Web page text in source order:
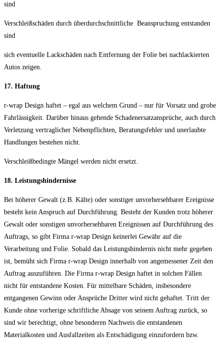
sind
Verschleißschäden durch überdurchschnittliche Beanspruchung entstanden
sind
sich eventuelle Lackschäden nach Entfernung der Folie bei nachlackierten
Autos zeigen.
17. Haftung
r-wrap Design haftet – egal aus welchem Grund – nur für Vorsatz und grobe
Fahrlässigkeit. Darüber hinaus gehende Schadenersatzansprüche, auch durch
Verletzung vertraglicher Nebenpflichten, Beratungsfehler und unerlaubte
Handlungen bestehen nicht.
Verschleißbedingte Mängel werden nicht ersetzt.
18. Leistungshindernisse
Bei höherer Gewalt (z.B. Kälte) oder sonstiger unvorhersehbarer Ereignisse
besteht kein Anspruch auf Durchführung. Besteht der Kunden trotz höherer
Gewalt oder sonstigen unvorhersehbaren Ereignissen auf Durchführung des
Auftrags, so gibt Firma r-wrap Design keinerlei Gewähr auf die
Verarbeitung und Folie. Sobald das Leistungshindernis nicht mehr gegeben
ist, bemüht sich Firma r-wrap Design innerhalb von angemessener Zeit den
Auftrag auszuführen. Die Firma r-wrap Design haftet in solchen Fällen
nicht für entstandene Kosten. Für mittelbare Schäden, insbesondere
entgangenen Gewinn oder Ansprüche Dritter wird nicht gehaftet. Tritt der
Kunde ohne vorherige schriftliche Absage von seinem Auftrag zurück, so
sind wir berechtigt, ohne besonderen Nachweis die entstandenen
Materialkosten und Ausfallzeiten als Entschädigung einzufordern bzw.